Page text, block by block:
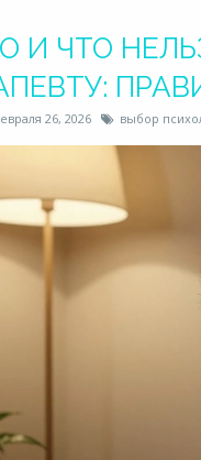
И ЧТО
26, 2026 выбор